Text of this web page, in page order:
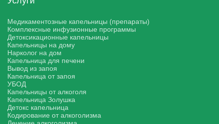
Медикаментозные капельницы (препараты)
Комплексные инфузионные программы
Детоксикационные капельницы
Капельницы на дому
Нарколог на дом
Капельница для печени
Вывод из запоя
Капельница от запоя
УБОД
Капельницы от алкоголя
Капельница Золушка
Детокс капельница
Кодирование от алкоголизма